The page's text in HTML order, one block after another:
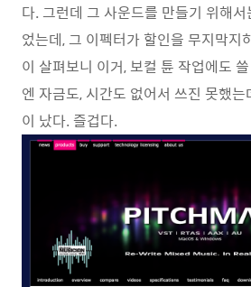
다. 그런데 그 사운드를 만들기 위해
었는데, 그 이펙터가 할인을 무지막지
이 살펴보니 이거, 보컬 튠 작업에도
엔 자금도, 시간도 없어서 쓰진 못했
이 났다. 즐겁다.